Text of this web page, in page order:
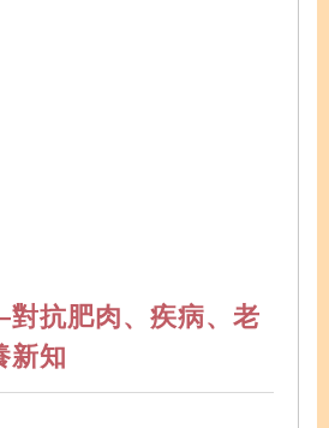
抗肥肉、疾病、老
新知